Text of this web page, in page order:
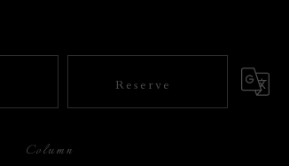
Reserve
Column